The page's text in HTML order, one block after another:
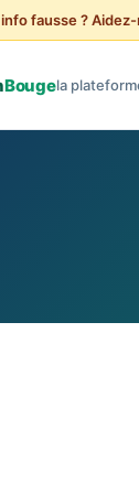
fausse ?
Bougela